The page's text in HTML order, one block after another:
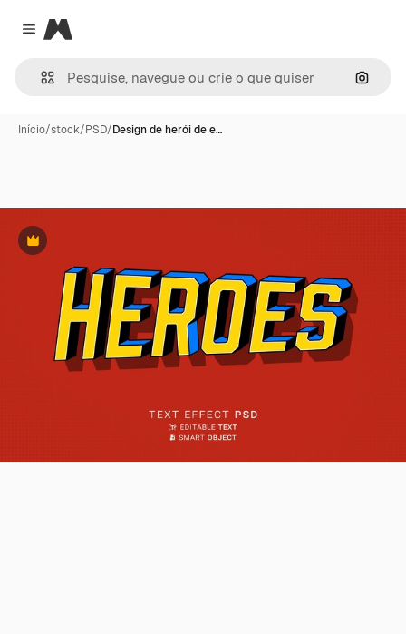
Close menu
Magnific
Início/stock/PSD/Design de herói de e…
Premium